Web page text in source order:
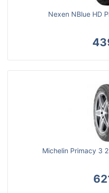
Nexen NBlue HD
Michelin Primacy 3